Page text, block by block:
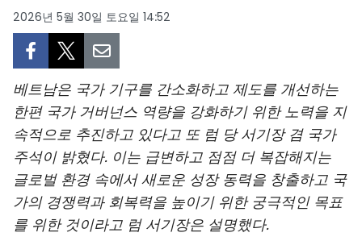
정치
비즈니스
사회
환경
문화
2026년 5월 30일 토요일 14:52
베트남은 국가 기구를 간소화하고 제도를 개선하는
한편 국가 거버넌스 역량을 강화하기 위한 노력을 지
속적으로 추진하고 있다고 또 럼 당 서기장 겸 국가
주석이 밝혔다. 이는 급변하고 점점 더 복잡해지는
글로벌 환경 속에서 새로운 성장 동력을 창출하고 국
가의 경쟁력과 회복력을 높이기 위한 궁극적인 목표
를 위한 것이라고 럼 서기장은 설명했다.